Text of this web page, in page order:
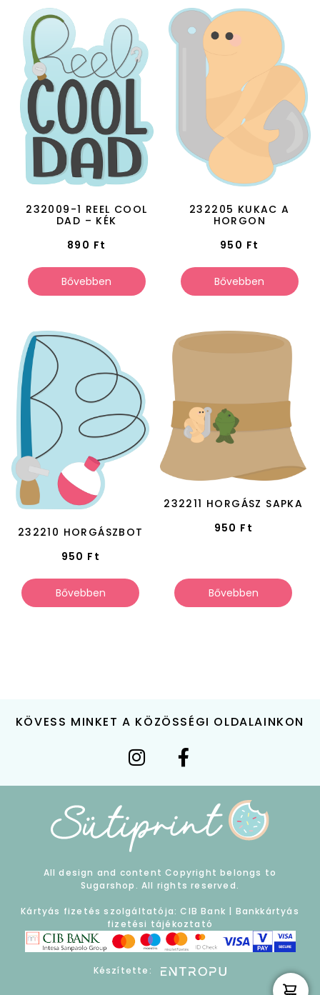
232009-1 REEL COOL
DAD – KÉK
890 Ft
Bővebben
232205 KUKAC A
HORGON
950 Ft
Bővebben
232210 HORGÁSZBOT
950 Ft
Bővebben
232211 HORGÁSZ SAPKA
950 Ft
Bővebben
KÖVESS MINKET A KÖZÖSSÉGI OLDALAINKON
All design and content Copyright belongs to
Sugarshop. All rights reserved.
Kártyás fizetés szolgáltatója: CIB Bank | Bankkártyás
fizetési tájékoztató
Készítette: